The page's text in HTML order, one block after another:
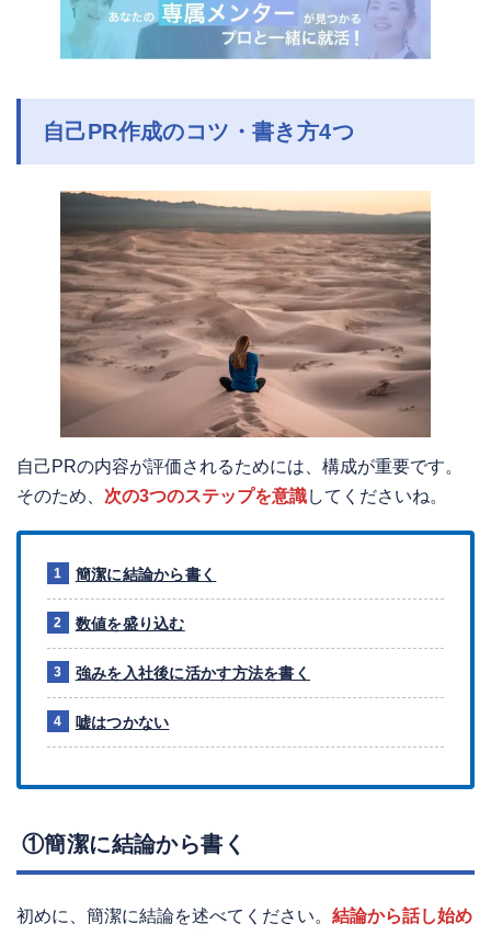
自己PR作成のコツ・書き方4つ
自己PRの内容が評価されるためには、構成が重要です。
そのため、 次の3つのステップを意識してくださいね。
簡潔に結論から書く
数値を盛り込む
強みを入社後に活かす方法を書く
嘘はつかない
①簡潔に結論から書く
初めに、簡潔に結論を述べてください。 結論から話し始め